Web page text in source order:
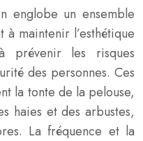
englobe un ensemble
maintenir l’esthétique
prévenir les risques
des personnes. Ces
la tonte de la pelouse,
haies et des arbustes,
La fréquence et la